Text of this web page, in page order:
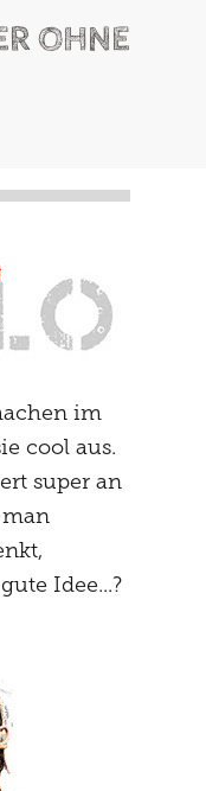
ONLY
OHNE
im
cool aus.
super an
Idee...?